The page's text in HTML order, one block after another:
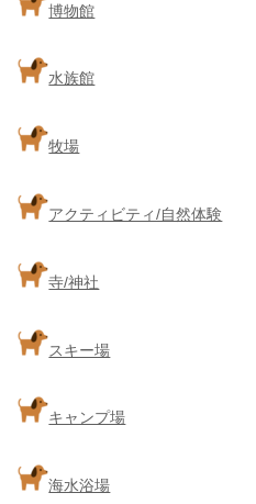
博物館
水族館
牧場
アクティビティ/自然体験
寺/神社
スキー場
キャンプ場
海水浴場